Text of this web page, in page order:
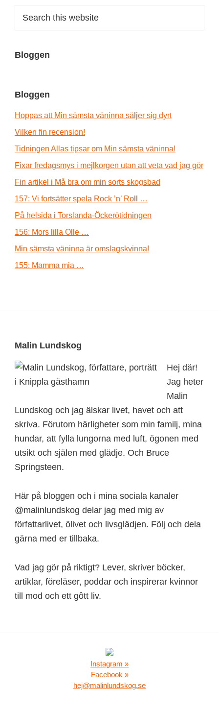
Primary
Sidebar
this
Bloggen
Bloggen
Hoppas att Min sämsta väninna säljer sig dyrt
Vilken fin recension!
Tidningen Allas tipsar om Min sämsta väninna!
Fixar fredagsmys i mejlkorgen utan att veta vad jag gör
Fin artikel i Må bra om min sorts skogsbad
157: Vi fortsätter spela Rock ’n’ Roll …
På helsida i Torslanda-Öckerötidningen
156: Mors lilla Olle …
Min sämsta väninna är omslagskvinna!
155: Mamma mia …
Footer
Malin Lundskog
Hej där!
Jag heter
Malin
Lundskog och jag älskar livet, havet och att
skriva. Förutom härligheter som min familj, mina
hundar, att fylla lungorna med luft, ögonen med
utsikt och själen med glädje. Och Bruce
Springsteen.
Här på bloggen och i mina sociala kanaler
@malinlundskog delar jag med mig av
författarlivet, ölivet och livsglädjen. Följ och dela
gärna med er tillbaka.
Vad jag gör på riktigt? Lever, skriver böcker,
artiklar, föreläser, poddar och inspirerar kvinnor
till mod och ett gôtt liv.
Instagram »
Facebook »
hej@malinlundskog.se